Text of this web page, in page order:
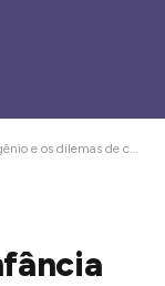
diferente no Texas dos anos 90